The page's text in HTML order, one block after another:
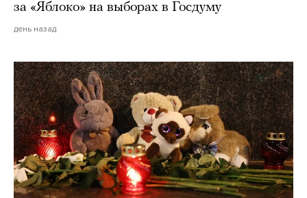
за «Яблоко» на выборах в Госдуму
день назад